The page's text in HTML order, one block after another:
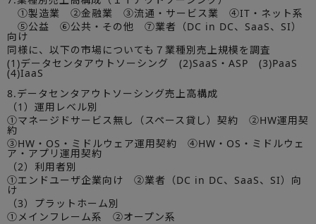
①製造業 ②金融業 ③流通・サービス業 ④IT・ネット系
⑤公益 ⑥公共・その他 ⑦業者（DC in DC、SaaS、SI）
向け
同様に、以下の市場についても７業種別売上規模を調査
(1)データセンタアウトソーシング (2)SaaS・ASP (3)PaaS
(4)IaaS
8.データセンタアウトソーシング売上高構成
（1）運用レベル別
①マネージドサービス無し（スペース貸し）契約 ②HW運用契
約
③HW・OS・ミドルウェア運用契約 ④HW・OS・ミドルウェ
ア・アプリ運用契約
（2）利用者別
①エンドユーザ企業向け ②業者（DC in DC、SaaS、SI）向
け
（3）プラットホーム別
①メインフレーム系 ②オープン系